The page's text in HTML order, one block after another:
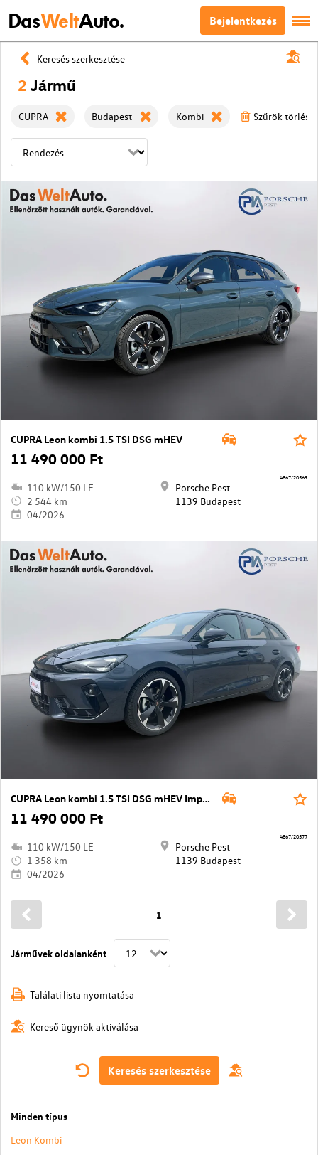
DasWeltAuto. Bejelentkezés
Keresés szerkesztése
2 Jármű
CUPRA Budapest Kombi Szűrök törlése
CUPRA Leon kombi 1.5 TSI DSG mHEV
11 490 000 Ft
110 kW/150 LE
2 544 km
04/2026
Porsche Pest
1139 Budapest
4867/20569
CUPRA Leon kombi 1.5 TSI DSG mHEV Impuls
11 490 000 Ft
110 kW/150 LE
1 358 km
04/2026
Porsche Pest
1139 Budapest
4867/20577
Járművek oldalanként
1
Találati lista nyomtatása
Kereső ügynök aktiválása
Keresés szerkesztése
Minden típus
Leon Kombi